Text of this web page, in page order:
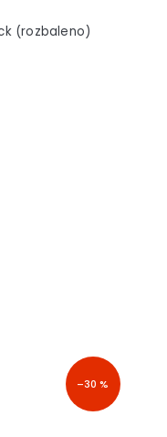
(rozbaleno)
–30 %